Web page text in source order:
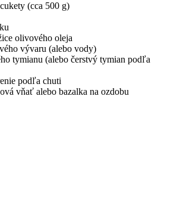
(cca 500 g)
olivového oleja
vývaru (alebo vody)
tymianu (alebo čerstvý tymian podľa
podľa chuti
vňať alebo bazalka na ozdobu